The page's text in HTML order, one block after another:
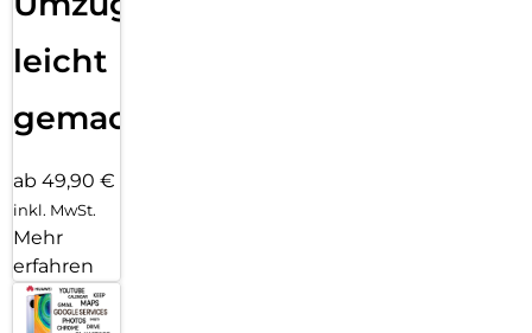
leicht
gemacht!
ab 49,90 €
inkl. MwSt.
Mehr
erfahren